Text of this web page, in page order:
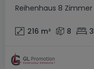
Reihenhaus 8 Zimmer
216 m² 8 3